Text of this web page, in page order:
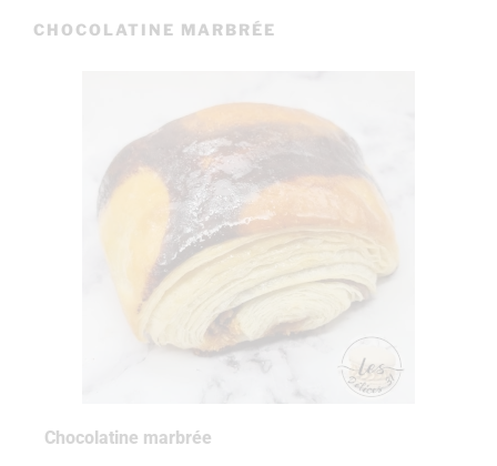
CHOCOLATINE MARBRÉE
Chocolatine marbrée